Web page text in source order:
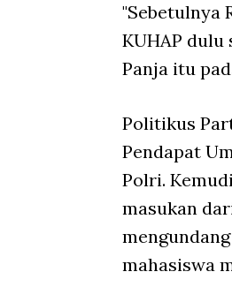
"Sebetulnya
KUHAP
Panja itu
Politikus
Pendapat
Polri.
masukan
mahasiswa